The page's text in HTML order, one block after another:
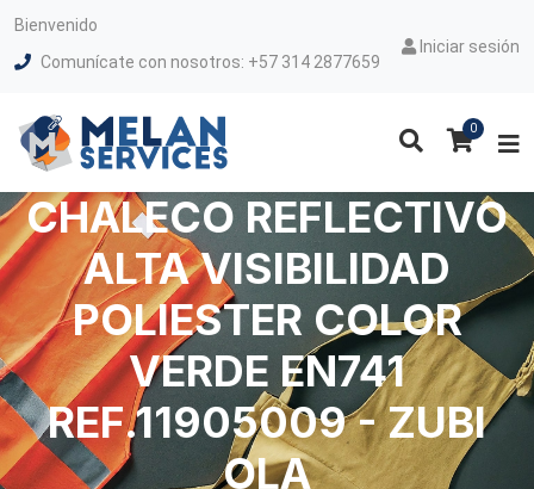
Bienvenido
Comunícate con nosotros: +57 314 2877659
Iniciar sesión
0
CHALECO REFLECTIVO
ALTA VISIBILIDAD
POLIESTER COLOR
VERDE EN741
REF.11905009 - ZUBI
OLA